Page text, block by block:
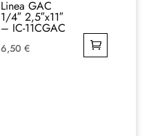
Linea GAC
1/4″ 2,5″x11″
– IC-11CGAC
6,50€